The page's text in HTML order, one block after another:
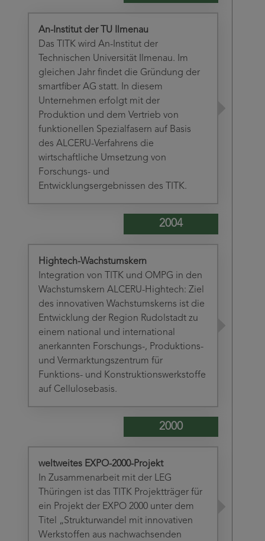
An-Institut der TU Ilmenau
Das TITK wird An-Institut der
Technischen Universität Ilmenau. Im
gleichen Jahr findet die Gründung der
smartfiber AG statt. In diesem
Unternehmen erfolgt mit der
Produktion und dem Vertrieb von
funktionellen Spezialfasern auf Basis
des ALCERU-Verfahrens die
wirtschaftliche Umsetzung von
Forschungs- und
Entwicklungsergebnissen des TITK.
2004
Hightech-Wachstumskern
Integration von TITK und OMPG in den
Wachstumskern ALCERU-Hightech: Ziel
des innovativen Wachstumskerns ist die
Entwicklung der Region Rudolstadt zu
einem national und international
anerkannten Forschungs-, Produktions-
und Vermarktungszentrum für
Funktions- und Konstruktionswerkstoffe
auf Cellulosebasis.
2000
weltweites EXPO-2000-Projekt
In Zusammenarbeit mit der LEG
Thüringen ist das TITK Projektträger für
ein Projekt der EXPO 2000 unter dem
Titel „Strukturwandel mit innovativen
Werkstoffen aus nachwachsenden